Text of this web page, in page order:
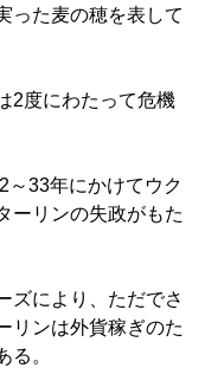
った麦の穂を表して
2度にわたって危機
33年にかけてウク
ーリンの失政がもた
ズにより、ただでさ
リンは外貨稼ぎのた
る。